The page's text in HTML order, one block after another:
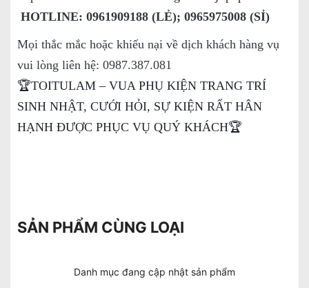
HOTLINE: 0961909188 (LẺ); 0965975008 (SỈ)
Mọi thắc mắc hoặc khiếu nại về dịch khách hàng vụ
vui lòng liên hệ: 0987.387.081
🏆TOITULAM – VUA PHỤ KIỆN TRANG TRÍ
SINH NHẬT, CƯỚI HỎI, SỰ KIỆN RẤT HÂN
HẠNH ĐƯỢC PHỤC VỤ QUÝ KHÁCH🏆
SẢN PHẨM CÙNG LOẠI
Danh mục đang cập nhật sản phẩm